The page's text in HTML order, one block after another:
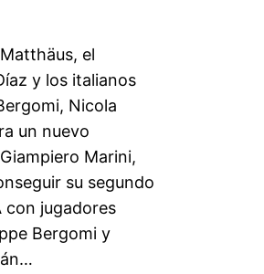
el
y los italianos
Nicola
un nuevo
Marini,
su segundo
con jugadores
Bergomi y